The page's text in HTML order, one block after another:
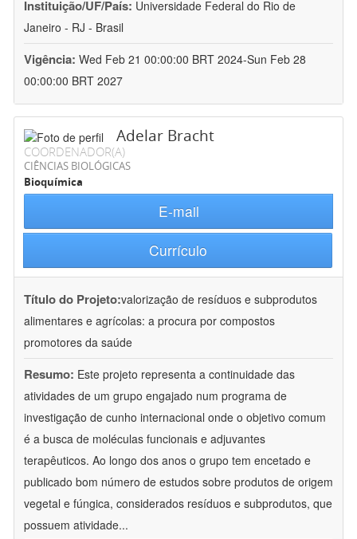
Instituição/UF/País: Universidade Federal do Rio de
Janeiro - RJ - Brasil
Vigência: Wed Feb 21 00:00:00 BRT 2024-Sun Feb 28
00:00:00 BRT 2027
Adelar Bracht
COORDENADOR(A)
CIÊNCIAS BIOLÓGICAS
Bioquímica
E-mail
Currículo
Título do Projeto:valorização de resíduos e subprodutos
alimentares e agrícolas: a procura por compostos
promotores da saúde
Resumo: Este projeto representa a continuidade das
atividades de um grupo engajado num programa de
investigação de cunho internacional onde o objetivo comum
é a busca de moléculas funcionais e adjuvantes
terapêuticos. Ao longo dos anos o grupo tem encetado e
publicado bom número de estudos sobre produtos de origem
vegetal e fúngica, considerados resíduos e subprodutos, que
possuem atividade...